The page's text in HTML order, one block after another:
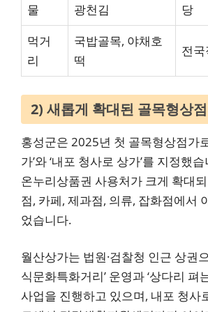
물
광천김
당
먹거
리
국밥골목, 야채호
떡
전
2) 새롭게 확대된 골목형상
홍성군은 2025년 첫 골목형상점가
가’와 ‘내포 청사로 상가’를 지정했
온누리상품권 사용처가 크게 확대
점, 카페, 제과점, 의류, 잡화점에서
었습니다.
월산상가는 법원·검찰청 인근 상권
식문화특화거리’ 운영과 ‘상다리 펴
사업을 진행하고 있으며, 내포 청사